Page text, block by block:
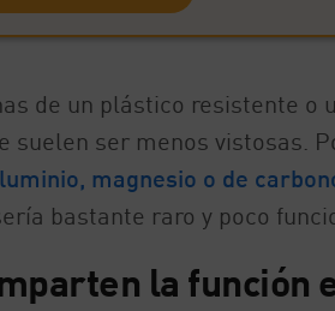
de un plástico resistente o
suelen ser menos vistosas.
magnesio o de
bastante raro y poco
la función